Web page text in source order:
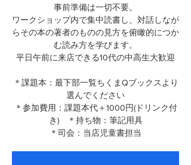
事前準備は一切不要。
ワークショップ内で集中読書し、対話しなが
らその本の著者のものの見方を俯瞰的につか
む読み方を学びます。
平日午前に来店できる10代の中高生大歓迎
＊課題本：最下部一覧ちくまQブックスより
選んでください
＊参加費用：課題本代＋1000円(ドリンク付
き) ＊持ち物：筆記用具
＊司会：当店児童書担当